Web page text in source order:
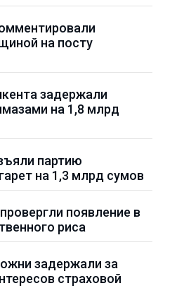
на посту
задержали
на 1,8 млрд
партию
на 1,3 млрд сумов
появление в
риса
задержали за
страховой